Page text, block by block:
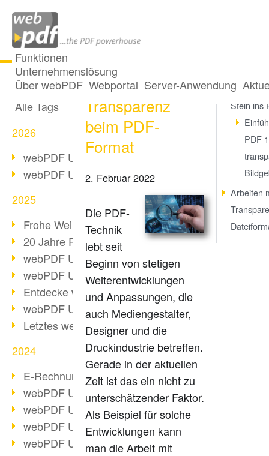
Funktionen
Unternehmenslösung
Über webPDF Webportal Server-Anwendung
Alle Beiträge
Alle Tags
2026
webPDF Update 10.0.5
webPDF Update 10.0.4
2025
Frohe Weihnachten & Auszeit
20 Jahre PDF/A
webPDF Update 10.0.3
webPDF Update 10.0.2
Entdecke webPDF 10
webPDF Update 9.0.0.3655
Letztes webPDF 8 Update
2024
E-Rechnungsstellung ab 2025
webPDF Update 9.0.0.3584
webPDF Update 9.0.0.3479
webPDF Update 9.0.0.3361
webPDF Update 9.0.0.3264
PDF-Technik:
Transparenz
beim PDF-
Format
2. Februar 2022
Die PDF-
Technik
lebt seit
Beginn von stetigen
Weiterentwicklungen
und Anpassungen, die
auch Mediengestalter,
Designer und die
Druckindustrie betreffen.
Gerade in der aktuellen
Zeit ist das ein nicht zu
unterschätzender Faktor.
Als Beispiel für solche
Entwicklungen kann
man die Arbeit mit
Adobe
Stein ins
PDF
Arbeiten